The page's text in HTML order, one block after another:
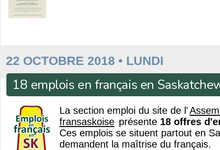
22 OCTOBRE 2018 • LUNDI
18 emplois en français en
La section emploi du site de l'
fransaskoise présente 18 offres
Ces emplois se situent partout en
demandent la maîtrise du français.